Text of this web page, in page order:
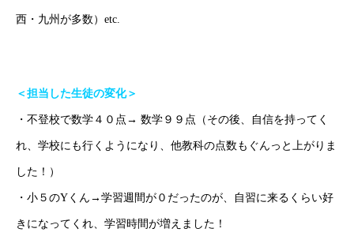
西・九州が多数）etc.
＜担当した生徒の変化＞
・不登校で数学４０点→ 数学９９点（その後、自信を持ってく
れ、学校にも行くようになり、他教科の点数もぐんっと上がりま
した！）
・小５のYくん→学習週間が０だったのが、自習に来るくらい好
きになってくれ、学習時間が増えました！